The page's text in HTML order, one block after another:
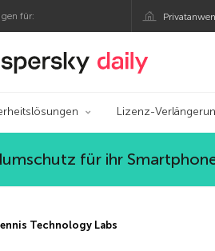
für:
Offizieller Blog von
Lizenz-
für ihr
Technology Labs